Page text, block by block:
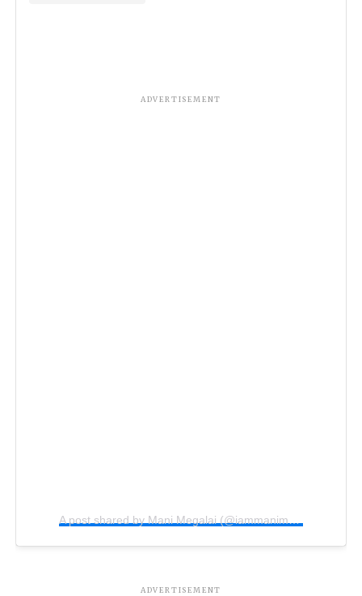
ADVERTISEMENT
ADVERTISEMENT